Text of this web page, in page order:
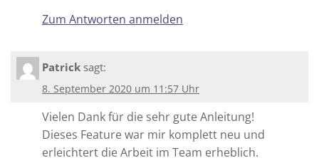
Zum Antworten anmelden
Patrick sagt:
8. September 2020 um 11:57 Uhr
Vielen Dank für die sehr gute Anleitung!
Dieses Feature war mir komplett neu und
erleichtert die Arbeit im Team erheblich.